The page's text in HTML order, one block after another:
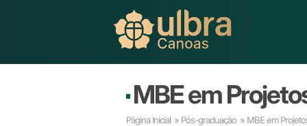
MBE em
Página Inicial » Pós-graduação » MBE em